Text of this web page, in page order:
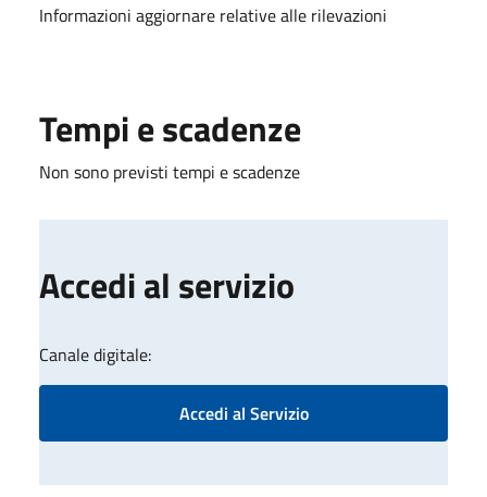
Informazioni aggiornare relative alle rilevazioni
Tempi e scadenze
Non sono previsti tempi e scadenze
Accedi al servizio
Canale digitale:
Accedi al Servizio